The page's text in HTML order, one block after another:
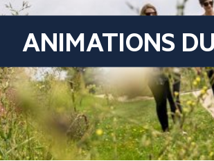
ANIMATIONS